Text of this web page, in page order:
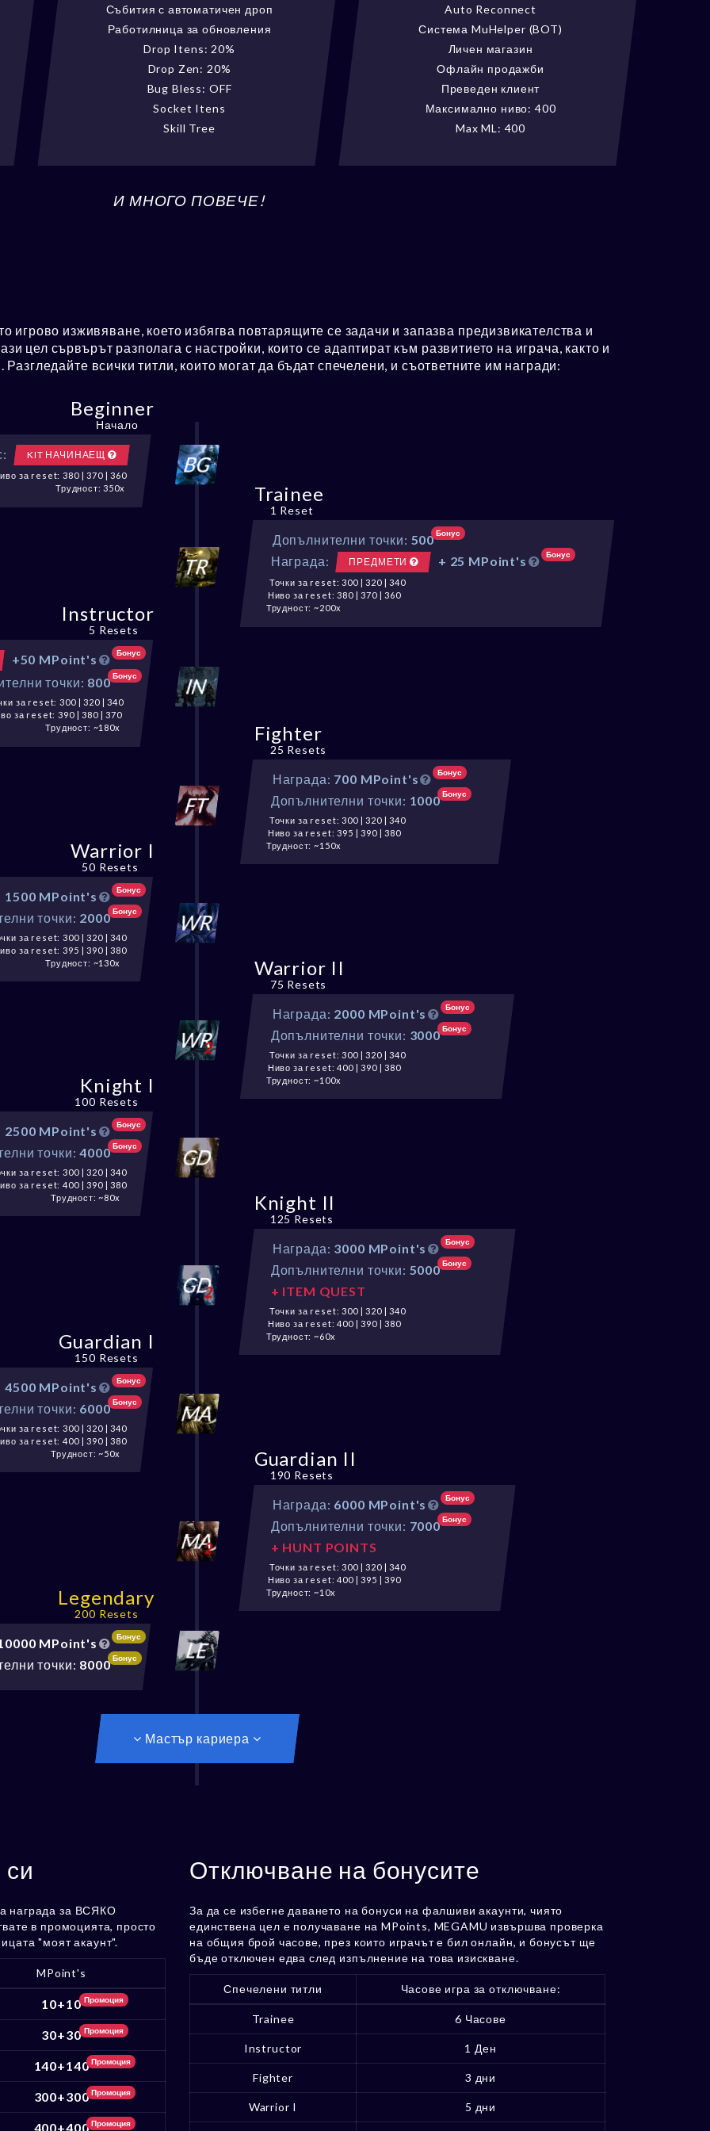
Събития с автоматичен дроп
Работилница за обновления
Drop Itens: 20%
Drop Zen: 20%
Bug Bless: OFF
Socket Itens
Skill Tree
Auto Reconnect
Система MuHelper (BOT)
Личен магазин
Офлайн продажби
Преведен клиент
Максимално ниво: 400
Max ML: 400
И МНОГО ПОВЕЧЕ!
изживяване, което избягва повтарящите се задачи и запазва предизвикателства и
цел сървърът разполага с настройки, които се адаптират към развитието на играча, както и
Разгледайте всички титли, които могат да бъдат спечелени, и съответните им награди:
Beginner
Начало
KIT НАЧИНАЕЩ
за reset: 380 | 370 | 360
Трудност: 350x
Trainee
1 Reset
Допълнителни точки: 500Бонус
Награда: ПРЕДМЕТИ + 25 MPoint's Бонус
Точки за reset: 300 | 320 | 340
Ниво за reset: 380 | 370 | 360
Трудност: ~200x
Instructor
5 Resets
+50 MPoint's Бонус
точки: 800Бонус
за reset: 300 | 320 | 340
за reset: 390 | 380 | 370
Трудност: ~180x
Fighter
25 Resets
Награда: 700 MPoint's Бонус
Допълнителни точки: 1000Бонус
Точки за reset: 300 | 320 | 340
Ниво за reset: 395 | 390 | 380
Трудност: ~150x
Warrior I
50 Resets
1500 MPoint's Бонус
точки: 2000Бонус
за reset: 300 | 320 | 340
за reset: 395 | 390 | 380
Трудност: ~130x
Warrior II
75 Resets
Награда: 2000 MPoint's Бонус
Допълнителни точки: 3000Бонус
Точки за reset: 300 | 320 | 340
Ниво за reset: 400 | 390 | 380
Трудност: ~100x
Knight I
100 Resets
2500 MPoint's Бонус
точки:4000Бонус
за reset: 300 | 320 | 340
за reset: 400 | 390 | 380
Трудност: ~80x
Knight II
125 Resets
Награда: 3000 MPoint's Бонус
Допълнителни точки: 5000Бонус
+ ITEM QUEST
Точки за reset: 300 | 320 | 340
Ниво за reset: 400 | 390 | 380
Трудност: ~60x
Guardian I
150 Resets
4500 MPoint's Бонус
точки: 6000Бонус
за reset: 300 | 320 | 340
за reset: 400 | 390 | 380
Трудност: ~50x
Guardian II
190 Resets
Награда: 6000 MPoint's Бонус
Допълнителни точки: 7000Бонус
+ HUNT POINTS
Точки за reset: 300 | 320 | 340
Ниво за reset: 400 | 395 | 390
Трудност: ~10x
Legendary
200 Resets
MPoint's Бонус
точки: 8000Бонус
Мастър кариера
награда за ВСЯКО
в промоцията, просто
"моят акаунт".
MPoint's
10+10 Промоция
30+30 Промоция
140+140 Промоция
300+300 Промоция
400+400 Промоция
Отключване на бонусите
За да се избегне даването на бонуси на фалшиви акаунти, чиято
единствена цел е получаване на MPoints, MEGAMU извършва проверка
на общия брой часове, през които играчът е бил онлайн, и бонусът ще
бъде отключен едва след изпълнение на това изискване.
Спечелени титли Часове игра за отключване:
Trainee 6 Часове
Instructor 1 Ден
Fighter 3 дни
Warrior I 5 дни